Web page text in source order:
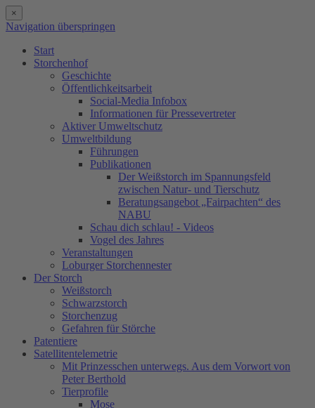
×
Navigation überspringen
Start
Storchenhof
Geschichte
Öffentlichkeitsarbeit
Social-Media Infobox
Informationen für Pressevertreter
Aktiver Umweltschutz
Umweltbildung
Führungen
Publikationen
Der Weißstorch im Spannungsfeld
zwischen Natur- und Tierschutz
Beratungsangebot „Fairpachten“ des
NABU
Schau dich schlau! - Videos
Vogel des Jahres
Veranstaltungen
Loburger Storchennester
Der Storch
Weißstorch
Schwarzstorch
Storchenzug
Gefahren für Störche
Patentiere
Satellitentelemetrie
Mit Prinzesschen unterwegs. Aus dem Vorwort von
Peter Berthold
Tierprofile
Mose